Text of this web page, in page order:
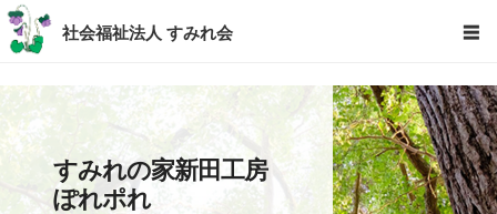
社会福祉法人 すみれ会 ☰
すみれの家新田工房
ぽれポれ